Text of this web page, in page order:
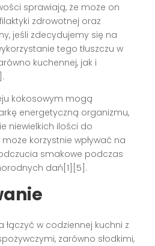
sprawiają, że może on
zdrowotnej oraz
jeśli zdecydujemy się na
tego tłuszczu w
kuchennej, jak i
kokosowym mogą
energetyczną organizmu,
niewielkich ilości do
korzystnie wpływać na
smakowe podczas
dań[1][5].
łączyć w codziennej kuchni z
zarówno słodkimi,